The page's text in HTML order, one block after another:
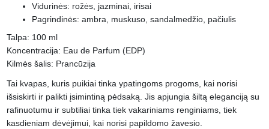
Vidurinės: rožės, jazminai, irisai
Pagrindinės: ambra, muskuso, sandalmedžio, pačiulis
Talpa: 100 ml
Koncentracija: Eau de Parfum (EDP)
Kilmės šalis: Prancūzija
Tai kvapas, kuris puikiai tinka ypatingoms progoms, kai norisi
išsiskirti ir palikti įsimintiną pėdsaką. Jis apjungia šiltą eleganciją su
rafinuotumu ir subtiliai tinka tiek vakariniams renginiams, tiek
kasdieniam dėvėjimui, kai norisi papildomo žavesio.